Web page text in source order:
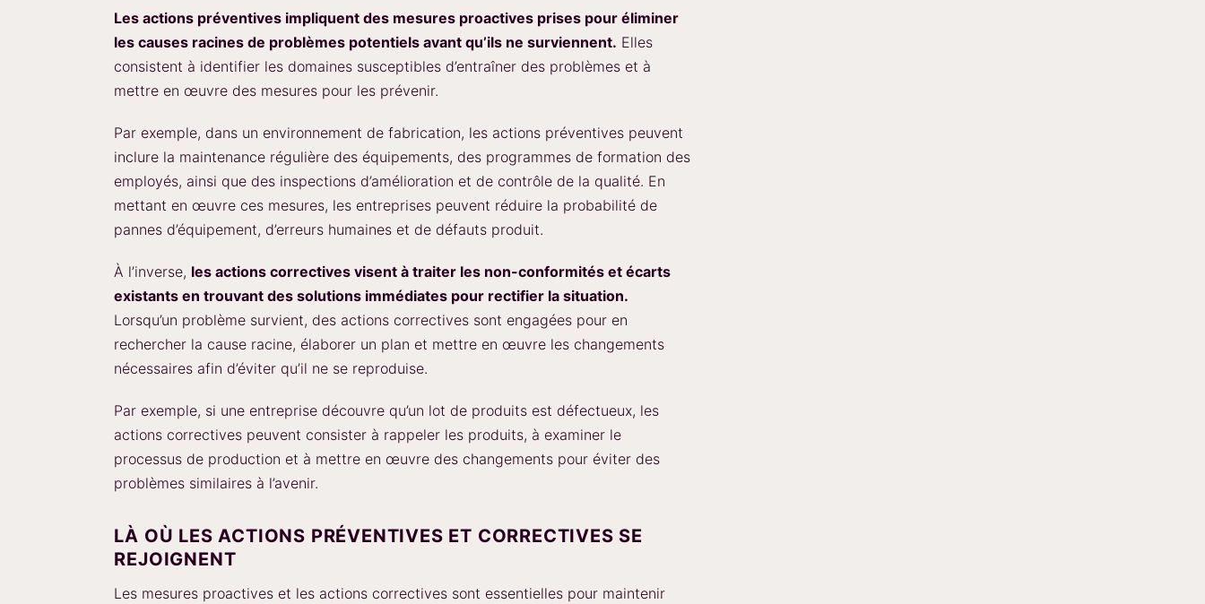
Les actions préventives impliquent des mesures proactives prises pour éliminer
les causes racines de problèmes potentiels avant qu’ils ne surviennent. Elles
consistent à identifier les domaines susceptibles d’entraîner des problèmes et à
mettre en œuvre des mesures pour les prévenir.
Par exemple, dans un environnement de fabrication, les actions préventives peuvent
inclure la maintenance régulière des équipements, des programmes de formation des
employés, ainsi que des inspections d’amélioration et de contrôle de la qualité. En
mettant en œuvre ces mesures, les entreprises peuvent réduire la probabilité de
pannes d’équipement, d’erreurs humaines et de défauts produit.
À l’inverse, les actions correctives visent à traiter les non-conformités et écarts
existants en trouvant des solutions immédiates pour rectifier la situation.
Lorsqu’un problème survient, des actions correctives sont engagées pour en
rechercher la cause racine, élaborer un plan et mettre en œuvre les changements
nécessaires afin d’éviter qu’il ne se reproduise.
Par exemple, si une entreprise découvre qu’un lot de produits est défectueux, les
actions correctives peuvent consister à rappeler les produits, à examiner le
processus de production et à mettre en œuvre des changements pour éviter des
problèmes similaires à l’avenir.
LÀ OÙ LES ACTIONS PRÉVENTIVES ET CORRECTIVES SE
REJOIGNENT
Les mesures proactives et les actions correctives sont essentielles pour maintenir